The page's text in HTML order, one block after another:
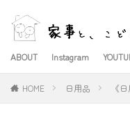
ABOUT Instagram
HOME 日用品 《